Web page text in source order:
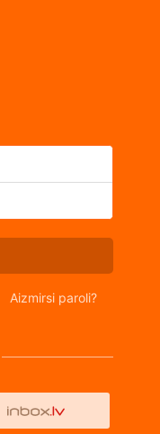
Aizmirsi paroli?